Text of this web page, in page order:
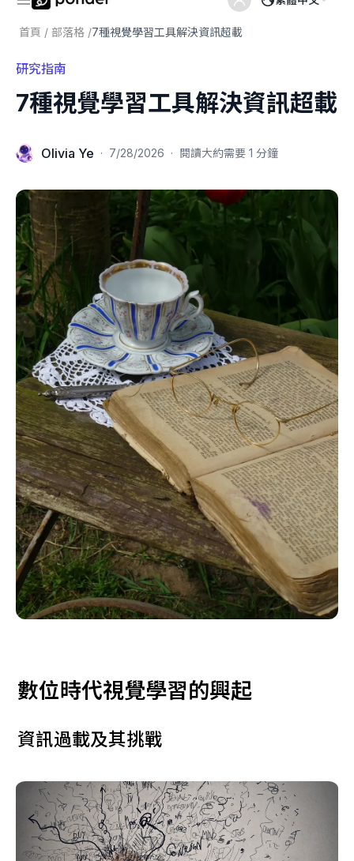
首頁 / 部落格 /7種視覺學習工具解決資訊超載
研究指南
7種視覺學習工具解決資訊超載
Olivia Ye · 7/28/2026 · 閱讀大約需要 1 分鐘
數位時代視覺學習的興起
資訊過載及其挑戰